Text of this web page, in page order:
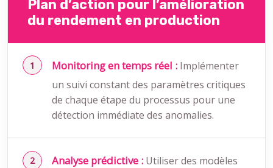
Plan d’action pour l’amélioration
du rendement en production
Monitoring en temps réel : Implémenter
un suivi constant des paramètres critiques
de chaque étape du processus pour une
détection immédiate des anomalies.
Analyse prédictive : Utiliser des modèles